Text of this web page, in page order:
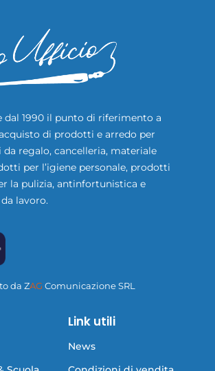
dal 1990 il punto di riferimento a
di prodotti e arredo per
da regalo, cancelleria, materiale
per l’igiene personale, prodotti
la pulizia, antinfortunistica e
lavoro.
da ZAG Comunicazione SRL
Link utili
News